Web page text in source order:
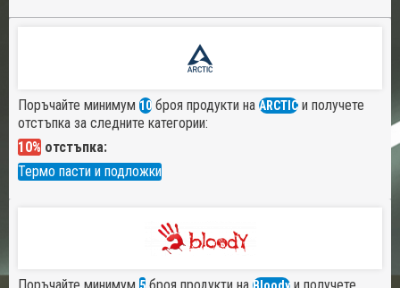
Поръчайте минимум 10 броя продукти на ARCTIC и получете
отстъпка за следните категории:
10% отстъпка:
Термо пасти и подложки